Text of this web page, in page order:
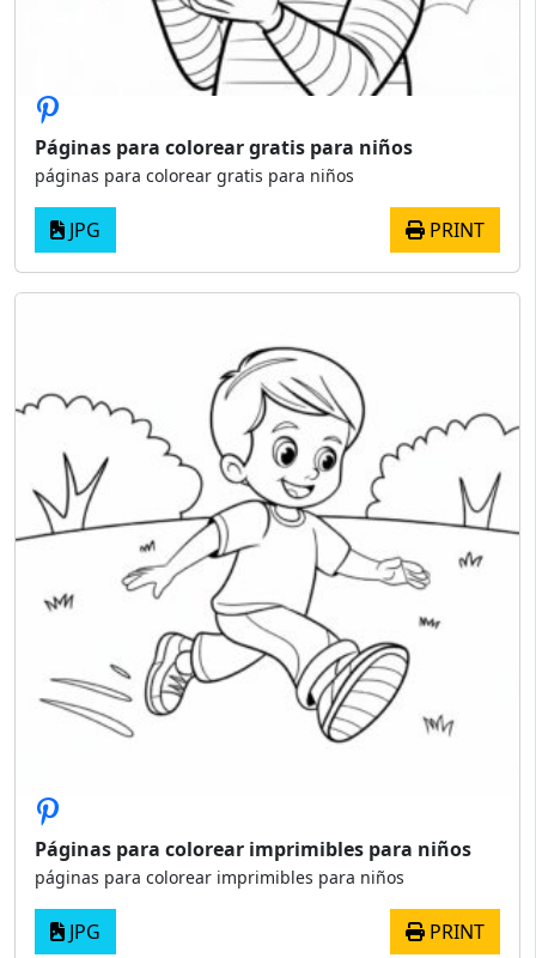
Páginas para colorear gratis para niños
páginas para colorear gratis para niños
JPG PRINT
Páginas para colorear imprimibles para niños
páginas para colorear imprimibles para niños
JPG PRINT